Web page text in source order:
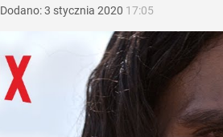
Dodano:3 stycznia 2020 17:05